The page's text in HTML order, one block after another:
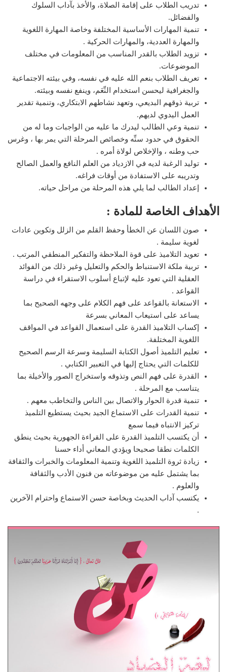
تدريب الطلاب على إقامة الصلاة، والأخذ بآداب السلوك
والفضائل.
تنمية المهارات الأساسية المختلفة وخاصة المهارة اللغوية
والمهارة العددية، والمهارات الحركية .
تزويد الطلاب بالقدر المناسب من المعلومات في مختلف
الموضوعات.
تعريف الطلاب بنعم الله عليه في نفسه، وفي بيئته الاجتماعية
والجغرافية ليحسن استخدام النِّعَم، وينفع نفسه وبيئته.
تربية ذوقهم البديعي، وتعهد نشاطهم الابتكاري، وتنمية تقدير
العمل اليدوي لديهم.
تنمية وعي الطالب ليدرك ما عليه من الواجبات وما له من
الحقوق في حدود سنِّه وخصائص المرحلة التي يمر بها ، وغرس
حب وطنه ، والإخلاص لولاة أمره .
توليد الرغبة لديه في الازدياد من العلم النافع والعمل الصالح
وتدريبه على الاستفادة من أوقات فراغه.
إعداد الطالب لما يلي هذه المرحلة من مراحل حياته.
الأهداف الخاصة للمادة :
صون اللسان عن الخطأ وحفظ القلم من الزلل وتكوين عادات
لغوية سليمة .
تعويد التلاميذ على قوة الملاحظة والتفكير المنطقي المرتب .
تربية ملكة الاستنباط والحكم والتعليل وغير ذلك من الفوائد
العقلية التي تعود عليه لإتباع أسلوب الاستقراء في دراسة
القواعد .
الاستعانة بالقواعد على فهم الكلام على وجهه الصحيح بما
يساعد على استيعاب المعاني بسرعة
إكساب التلاميذ القدرة على استعمال القواعد في المواقف
اللغوية المختلفة.
تعليم التلميذ أصول الكتابة السليمة وسرعة الرسم الصحيح
للكلمات التي يحتاج إليها في التعبير الكتابي .
القدرة على فهم النص وتذوقه واستخراج الصور والأخيلة بما
يتناسب مع المرحلة .
تنمية قدرة الحوار والاتصال بين الناس والتخاطب معهم .
تنمية القدرات على الاستماع الجيد بحيث يستطيع التلميذ
تركيز الانتباه فيما سمع
أن يكتسب التلميذ القدرة على القراءة الجهورية بحيث ينطق
الكلمات نطقا صحيحا ويؤدي المعاني أداء حسنا
زيادة ثروة التلميذ اللغوية وتنمية المعلومات والخبرات والثقافة
بما يشتمل عليه من موضوعاته من فنون الأدب والثقافة
والعلوم .
يكتسب آداب الحديث وبخاصة حسن الاستماع واحترام الآخرين
.